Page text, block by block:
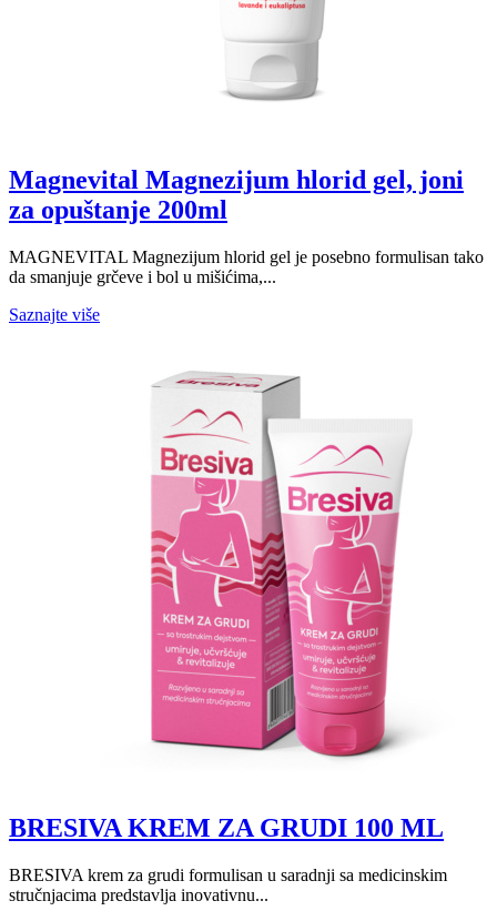
Magnevital Magnezijum hlorid gel, joni
za opuštanje 200ml
MAGNEVITAL Magnezijum hlorid gel je posebno formulisan tako
da smanjuje grčeve i bol u mišićima,...
Saznajte više
BRESIVA KREM ZA GRUDI 100 ML
BRESIVA krem za grudi formulisan u saradnji sa medicinskim
stručnjacima predstavlja inovativnu...